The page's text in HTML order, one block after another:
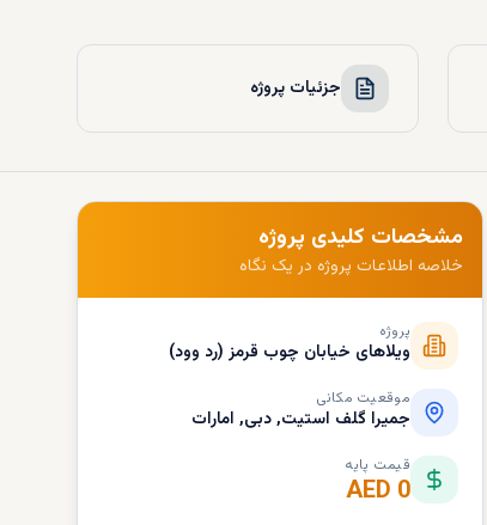
جزئیات پروژه
مشخصات کلیدی پروژه
خلاصه اطلاعات پروژه در یک نگاه
پروژه
ویلاهای خیابان چوب قرمز (رد وود)
موقعیت مکانی
جمیرا گلف استیت, دبی, امارات
قیمت پایه
AED 0